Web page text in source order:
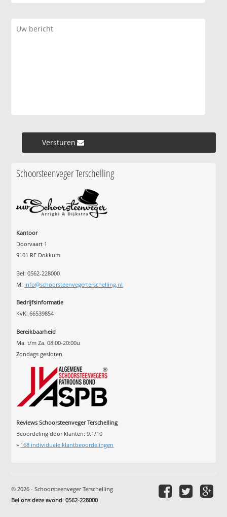
Versturen »
Schoorsteenveger Terschelling
Kantoor
Doorvaart 1
9101 RE Dokkum
Bel: 0562-228000
M: info@schoorsteenvegerterschelling.nl
Bedrijfsinformatie
KvK: 66539854
Bereikbaarheid
Ma. t/m Za. 08:00-20:00u
Zondags gesloten
Reviews Schoorsteenveger Terschelling
Beoordeling door klanten:9.1/10
» 168 individuele klantbeoordelingen
© 2026 - Schoorsteenveger Terschelling
Bel ons deze avond:0562-228000